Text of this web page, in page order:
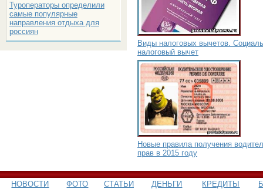
Туроператоры определили
самые популярные
направления отдыха для
россиян
Виды налоговых вычетов.
налоговый вычет
Новые правила получения
прав в 2015 году
НОВОСТИ ФОТО СТАТЬИ ДЕНЬГИ КРЕДИТЫ